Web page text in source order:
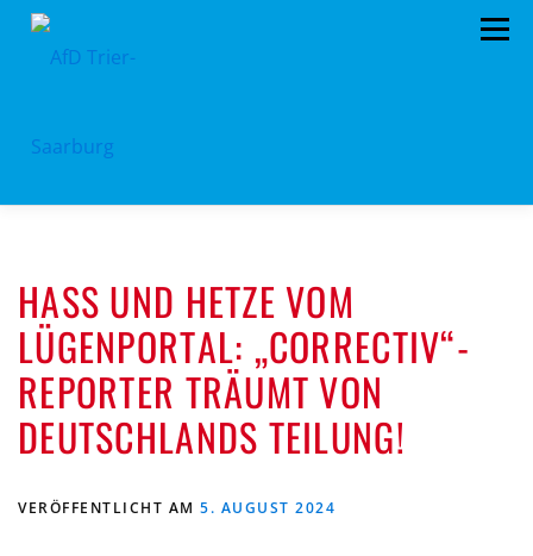
Zum
Menü
AKTUELLES TERMINE MITMACHEN!
KONTAKT
HASS UND HETZE VOM
LÜGENPORTAL: „CORRECTIV“-
REPORTER TRÄUMT VON
DEUTSCHLANDS TEILUNG!
VERÖFFENTLICHT AM 5. AUGUST 2024